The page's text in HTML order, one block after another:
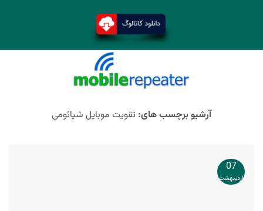
آرشیو برچسب های: تقویت موبایل شیائومی
07
اردیبهشت